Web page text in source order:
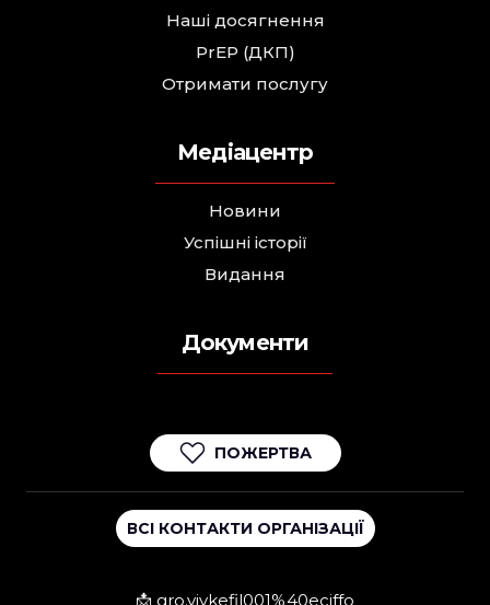
Наші досягнення
PrEP (ДКП)
Отримати послугу
Медіацентр
Новини
Успішні історії
Видання
Документи
ПОЖЕРТВА
ВСІ КОНТАКТИ ОРГАНІЗАЦІЇ
📩 gro.viykefil001%40eciffo